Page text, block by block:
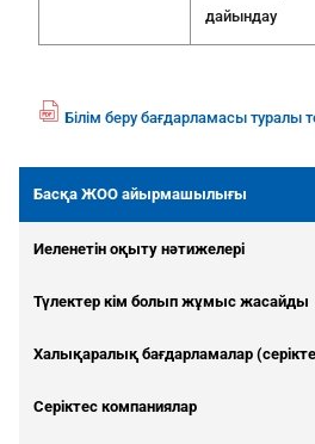
дайындау
p
df
ic
o
Білім беру бағдарламасы туралы
Басқа ЖОО айырмашылығы
Иеленетін оқыту нәтижелері
Түлектер кім болып жұмыс жасайды
Халықаралық бағдарламалар
Серіктес компаниялар